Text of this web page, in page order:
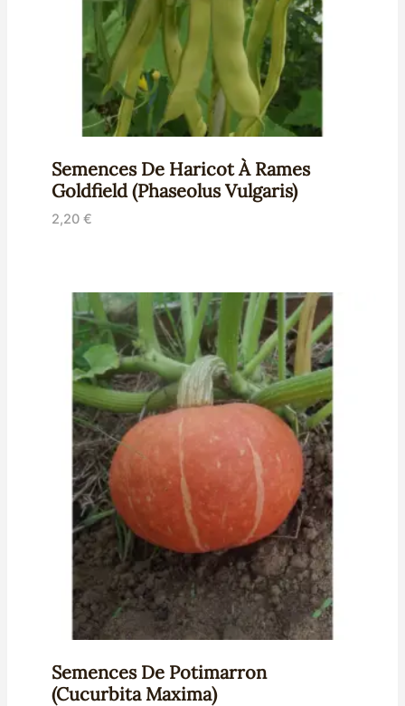
Semences De Haricot À Rames
Goldfield (Phaseolus Vulgaris)
2,20 €
Semences De Potimarron
(Cucurbita Maxima)